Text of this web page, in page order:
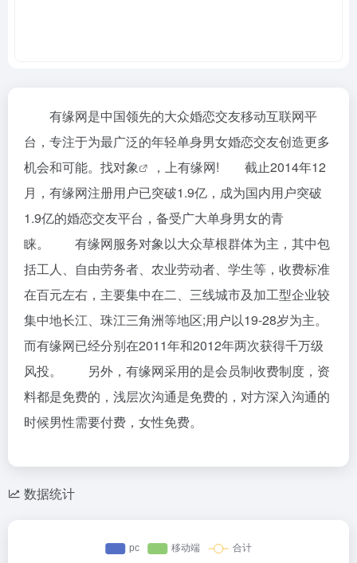
有缘网是中国领先的大众婚恋交友移动互联网平
台，专注于为最广泛的年轻单身男女婚恋交友创造更多
机会和可能。 找对象
，上有缘网! 截止2014年12
月，有缘网注册用户已突破1.9亿，成为国内用户突破
1.9亿的婚恋交友平台，备受广大单身男女的青
睐。 有缘网服务对象以大众草根群体为主，其中包
括工人、自由劳务者、农业劳动者、学生等，收费标准
在百元左右，主要集中在二、三线城市及加工型企业较
集中地长江、珠江三角洲等地区;用户以19-28岁为主。
而有缘网已经分别在2011年和2012年两次获得千万级
风投。 另外，有缘网采用的是会员制收费制度，资
料都是免费的，浅层次沟通是免费的，对方深入沟通的
时候男性需要付费，女性免费。
数据统计